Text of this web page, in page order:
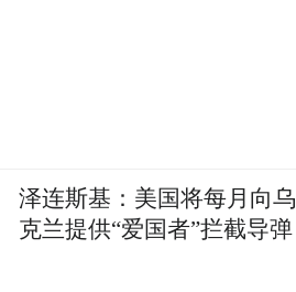
泽连斯基：美国将每月向乌
克兰提供“爱国者”拦截导弹